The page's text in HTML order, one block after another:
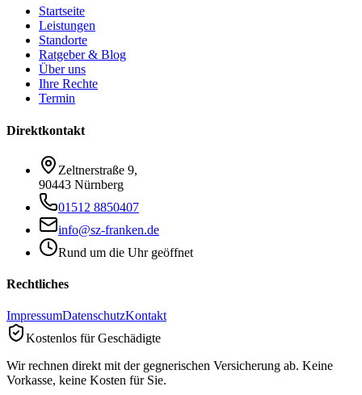
Startseite
Leistungen
Standorte
Ratgeber & Blog
Über uns
Ihre Rechte
Termin
Direktkontakt
Zeltnerstraße 9,
90443 Nürnberg
01512 8850407
info@sz-franken.de
Rund um die Uhr geöffnet
Rechtliches
ImpressumDatenschutzKontakt
Kostenlos für Geschädigte
Wir rechnen direkt mit der gegnerischen Versicherung ab. Keine
Vorkasse, keine Kosten für Sie.